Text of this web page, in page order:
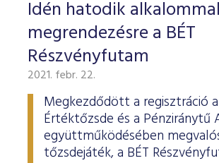
ESG Útmutató
Idén hatodik
megrendezésre a BÉT
Részvényfutam
2021. febr. 22.
Megkezdődött a regisztráció
Értéktőzsde és a Pénziránytű
együttműködésében
tőzsdejáték, a BÉT